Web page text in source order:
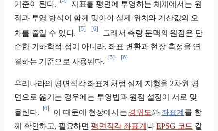
기준이 된다.
지표를 평면에 투영하는 체계에서는 원
점과 투영 방식이 함께 맞아야 실제 위치와 계산값의 오
차를 줄일 수 있다.
[5] [6]
그래서 측량 문맥의 원점은 단
순한 기하학적 점이 아니라, 좌표 변환과 현장 측정을 연
결하는 기준으로 사용된다.
[5] [6]
우리나라의 평면직각 좌표계처럼 실제 지형을 2차원 평
면으로 옮기는 경우에는 투영법과 원점 설정이 서로 맞
물린다.
[6]
이 때문에 현장에서는 경위도와 좌표계 를 함
께 확인하고, 필요하면 평면직각 좌표계 나EPSG 코드 같